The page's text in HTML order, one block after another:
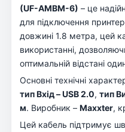
(UF-AMBM-6) – це
для підключення
довжині 1.8 метра, цей
використанні,
оптимальній відстані
Основні технічні
тип Вхід – USB 2.0, тип
м. Виробник – Maxxter,
Цей кабель підтримує